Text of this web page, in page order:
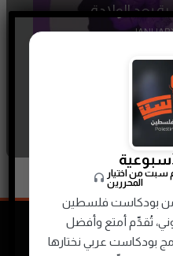
بعد الولادة
سبت من اختيار
المحررين
من بودكاست فلسطين
تُقدِّم أمتع وأفضل
من أكثر من ٣٠٠ برنامج بودكاست عربي نختارها